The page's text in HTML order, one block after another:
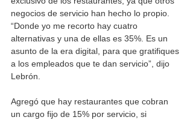
negocios de servicio han hecho lo propio.
“Donde yo me recorto hay cuatro
alternativas y una de ellas es 35%. Es un
asunto de la era digital, para que gratifiques
a los empleados que te dan servicio”, dijo
Lebrón.
Agregó que hay restaurantes que cobran
un cargo fijo de 15% por servicio, si